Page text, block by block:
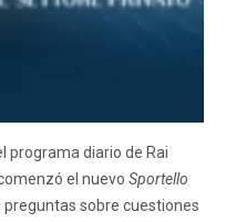
programa diario de Rai
el nuevo Sportello
preguntas sobre cuestiones